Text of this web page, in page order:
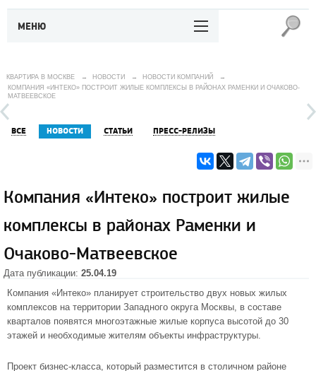
МЕНЮ
КВАРТИРА В МОСКВЕ → НОВОСТИ → НОВОСТИ КОМПАНИЙ
→
КОМПАНИЯ «ИНТЕКО» ПОСТРОИТ ЖИЛЫЕ КОМПЛЕКСЫ В РАЙОНАХ РАМЕНКИ И ОЧАКОВО-
МАТВЕЕВСКОЕ
ВСЕ НОВОСТИ СТАТЬИ ПРЕСС-РЕЛИЗЫ
Компания «Интеко» построит жилые
комплексы в районах Раменки и
Очаково-Матвеевское
Дата публикации: 25.04.19
Компания «Интеко» планирует строительство двух новых жилых
комплексов на территории Западного округа Москвы, в составе
кварталов появятся многоэтажные жилые корпуса высотой до 30
этажей и необходимые жителям объекты инфраструктуры.
Проект бизнес-класса, который разместится в столичном районе